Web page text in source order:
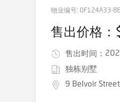
物业编号: 0F124A33-
售出价格
售出时间：
独栋别墅
9 Belvoir